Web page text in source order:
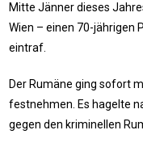
Mitte Jänner dieses
Wien – einen 70-jährigen
eintraf.
Der Rumäne ging sofort
festnehmen. Es hagelte
gegen den kriminellen